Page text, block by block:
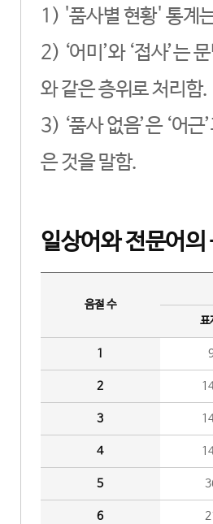
1) '품사별 현황' 통계
2) ‘어미’와 ‘접사’는
와 같은 층위로 처리함.
3) ‘품사 없음’은 ‘어
은 것을 말함.
일상어와 전문어의
음절 수
표
1
2
3
4
5
6